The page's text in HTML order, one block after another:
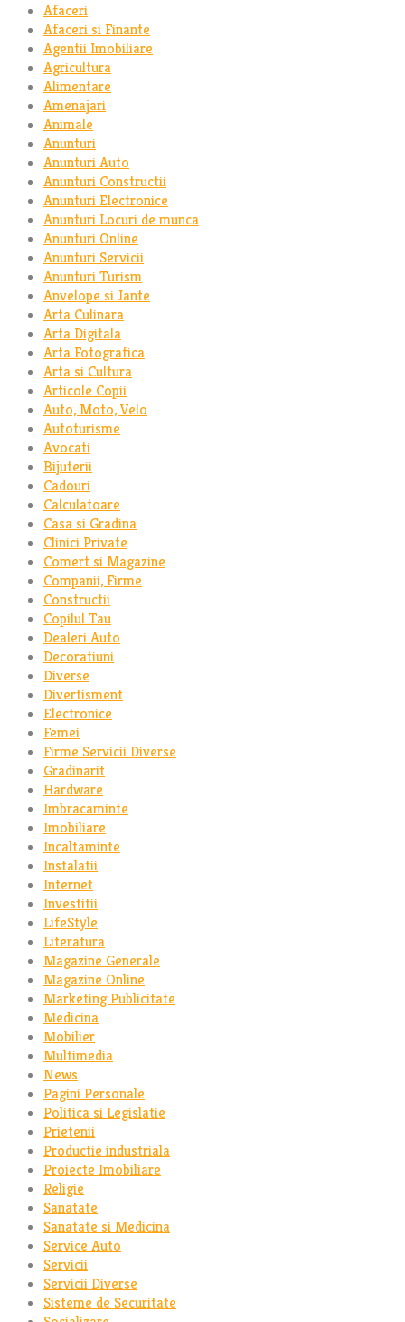
Afaceri
Afaceri si Finante
Agentii Imobiliare
Agricultura
Alimentare
Amenajari
Animale
Anunturi
Anunturi Auto
Anunturi Constructii
Anunturi Electronice
Anunturi Locuri de munca
Anunturi Online
Anunturi Servicii
Anunturi Turism
Anvelope si Jante
Arta Culinara
Arta Digitala
Arta Fotografica
Arta si Cultura
Articole Copii
Auto, Moto, Velo
Autoturisme
Avocati
Bijuterii
Cadouri
Calculatoare
Casa si Gradina
Clinici Private
Comert si Magazine
Companii, Firme
Constructii
Copilul Tau
Dealeri Auto
Decoratiuni
Diverse
Divertisment
Electronice
Femei
Firme Servicii Diverse
Gradinarit
Hardware
Imbracaminte
Imobiliare
Incaltaminte
Instalatii
Internet
Investitii
LifeStyle
Literatura
Magazine Generale
Magazine Online
Marketing Publicitate
Medicina
Mobilier
Multimedia
News
Pagini Personale
Politica si Legislatie
Prietenii
Productie industriala
Proiecte Imobiliare
Religie
Sanatate
Sanatate si Medicina
Service Auto
Servicii
Servicii Diverse
Sisteme de Securitate